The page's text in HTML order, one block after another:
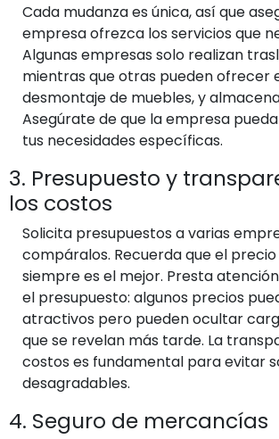
Cada mudanza es única, así que
empresa ofrezca los servicios que
Algunas empresas solo realizan
mientras que otras pueden ofrecer
desmontaje de muebles, y
Asegúrate de que la empresa
tus necesidades específicas.
3. Presupuesto y
los costos
Solicita presupuestos a varias
compáralos. Recuerda que el
siempre es el mejor. Presta
el presupuesto: algunos precios
atractivos pero pueden ocultar
que se revelan más tarde. La
costos es fundamental para evitar
desagradables.
4. Seguro de mercancías